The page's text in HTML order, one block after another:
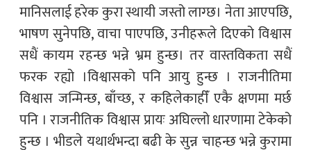
मानिसलाई हरेक कुरा स्थायी जस्तो लाग्छ। नेता आएपछि,
भाषण सुनेपछि, वाचा पाएपछि, उनीहरूले दिएको विश्वास
सधैं कायम रहन्छ भन्ने भ्रम हुन्छ। तर वास्तविकता सधैं
फरक रह्यो ।विश्वासको पनि आयु हुन्छ । राजनीतिमा
विश्वास जन्मिन्छ, बाँच्छ, र कहिलेकाहीँ एकै क्षणमा मर्छ
पनि । राजनीतिक विश्वास प्रायः अघिल्लो धारणामा टेकेको
हुन्छ । भीडले यथार्थभन्दा बढी के सुन्न चाहन्छ भन्ने कुरामा